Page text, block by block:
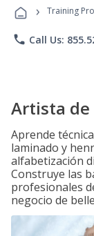
› Training
phone Call Us:
Artista de
Aprende
laminado y
alfabetización
Construye las
profesionales
negocio de